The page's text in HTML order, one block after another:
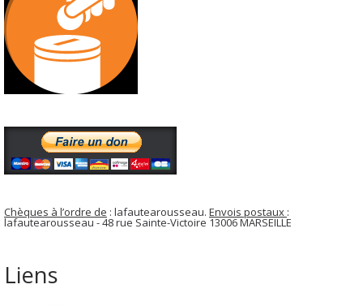
Chèques à l’ordre de : lafautearousseau. Envois postaux :
lafautearousseau - 48 rue Sainte-Victoire 13006 MARSEILLE
Liens